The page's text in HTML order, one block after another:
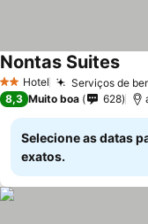
2 Estrelas
Hotel Serviços de
Nontas Suites
8,3 Muito boa 628
Selecione as datas
exatos.